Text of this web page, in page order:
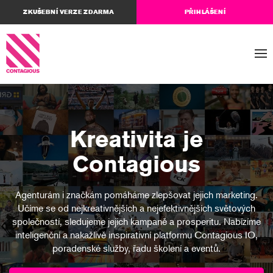
ZKUŠEBNÍ VERZE ZDARMA PŘIHLÁŠENÍ
Kreativita je
Contagious
Agenturám i značkám pomáháme zlepšovat jejich marketing.
Učíme se od nejkreativnějších a nejefektivnějších světových
společností, sledujeme jejich kampaně a prosperitu. Nabízíme
inteligenční a nakažlivě inspirativní platformu Contagious IO,
poradenské služby, řadu školení a eventů.